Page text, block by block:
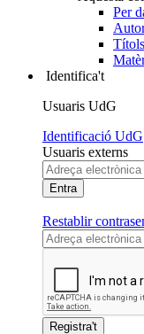
Per
Títols
Identifica't
Usuaris UdG
Identificació UdG
Usuaris externs
Restablir